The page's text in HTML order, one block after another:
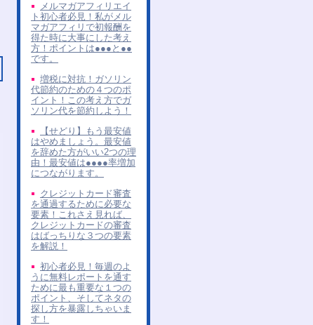
メルマガアフィリエイ
ト初心者必見！私がメル
マガアフィリで初報酬を
得た時に大事にした考え
方！ポイントは●●●と●●
です。
増税に対抗！ガソリン
代節約のための４つのポ
イント！この考え方でガ
ソリン代を節約しよう！
【せどり】もう最安値
はやめましょう。最安値
を辞めた方がいい2つの理
由！最安値は●●●●率増加
につながります。
クレジットカード審査
を通過するために必要な
要素！これさえ見れば、
クレジットカードの審査
はばっちりな３つの要素
を解説！
初心者必見！毎週のよ
うに無料レポートを通す
ために最も重要な１つの
ポイント、そしてネタの
探し方を暴露しちゃいま
す！